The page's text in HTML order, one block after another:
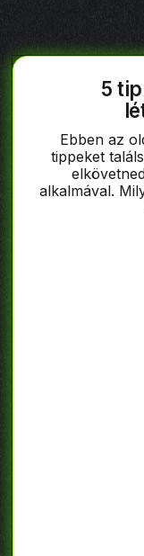
5
Ebben az
tippeket
alkalmával.